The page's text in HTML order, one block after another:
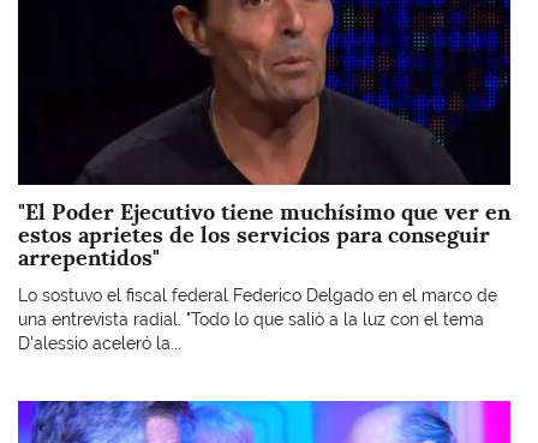
"El Poder Ejecutivo tiene muchísimo que ver en
estos aprietes de los servicios para conseguir
arrepentidos"
Lo sostuvo el fiscal federal Federico Delgado en el marco de
una entrevista radial. "Todo lo que saliò a la luz con el tema
D'alessio aceleró la...
Imagen